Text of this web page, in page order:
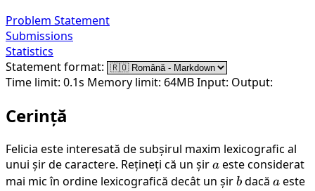
Problem Statement
Submissions
Statistics
Statement format:
Time limit: 0.1s Memory limit: 64MBInput: Output:
Cerință
Felicia este interesată de subșirul maxim lexicografic al
unui șir de caractere. Rețineți că un șira
a este considerat
mai mic în ordine lexicografică decât un șirb
b dacă a
a este